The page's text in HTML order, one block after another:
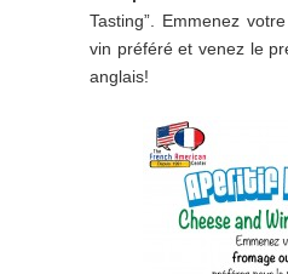
Tasting”. Emmenez
vin préféré et venez le
anglais!